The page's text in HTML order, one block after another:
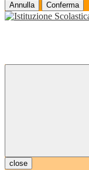
Annulla Conferma
close